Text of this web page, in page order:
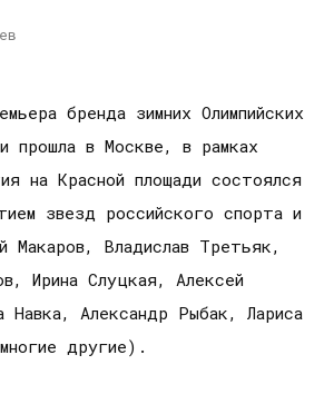
бренда зимних Олимпийских
прошла в Москве, в рамках
на Красной площади состоялся
звезд российского спорта и
Макаров, Владислав Третьяк,
Ирина Слуцкая, Алексей
Навка, Александр Рыбак, Лариса
другие).